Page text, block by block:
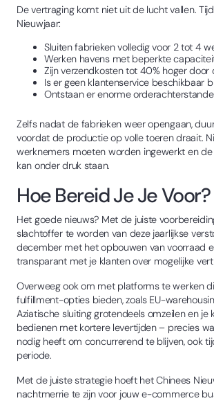
De vertraging komt niet uit de lucht vallen.
Nieuwjaar:
Sluiten fabrieken volledig voor 2 tot 4
Werken havens met beperkte
Zijn verzendkosten tot 40% hoger door
Is er geen klantenservice beschikbaar
Ontstaan er enorme
Zelfs nadat de fabrieken weer opengaan,
voordat de productie op volle toeren draait.
werknemers moeten worden ingewerkt en
kan onder druk staan.
Hoe Bereid Je Je Voor?
Het goede nieuws? Met de juiste
slachtoffer te worden van deze jaarlijkse
december met het opbouwen van voorraad
transparant met je klanten over mogelijke
Overweeg ook om met platforms te werken
fulfillment-opties bieden, zoals EU-
Aziatische sluiting grotendeels omzeilen en je
bedienen met kortere levertijden – precies
nodig heeft om concurrerend te blijven, ook
periode.
Met de juiste strategie hoeft het Chinees
nachtmerrie te zijn voor jouw e-commerce